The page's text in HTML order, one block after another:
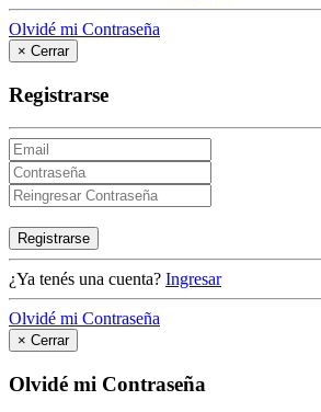
Olvidé mi Contraseña
× Cerrar
Registrarse
Registrarse
¿Ya tenés una cuenta? Ingresar
Olvidé mi Contraseña
× Cerrar
Olvidé mi Contraseña